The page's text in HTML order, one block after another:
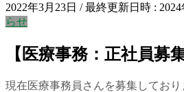
2022年3月23日 / 最終更新日時 :
らせ
【医療事務：正社員募集
現在医療事務員さんを募集しており